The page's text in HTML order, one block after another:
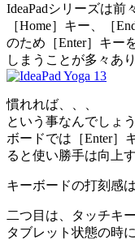
IdeaPadシリーズは前
［Home］キー、［
のため［Enter］キー
しまうことが多々あ
慣れれば、、、
という事なんでしょ
ボードでは［Enter］
ると使い勝手は向上
キーボードの打刻感
二つ目は、タッチキ
タブレット状態の時